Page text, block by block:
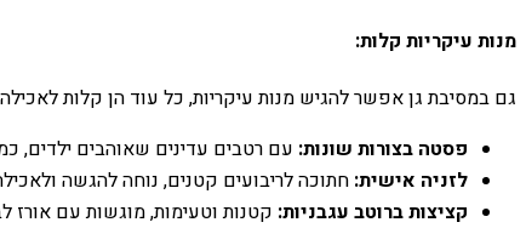
מנות עיקריות קלות:
גם במסיבת גן אפשר להגיש מנות עיקריות, כל עוד הן קלות
פסטה בצורות שונות: עם רטבים עדינים שאוהבים ילדים,
לזניה אישית: חתוכה לריבועים קטנים, נוחה להגשה
קציצות ברוטב עגבניות: קטנות וטעימות, מוגשות עם אורז